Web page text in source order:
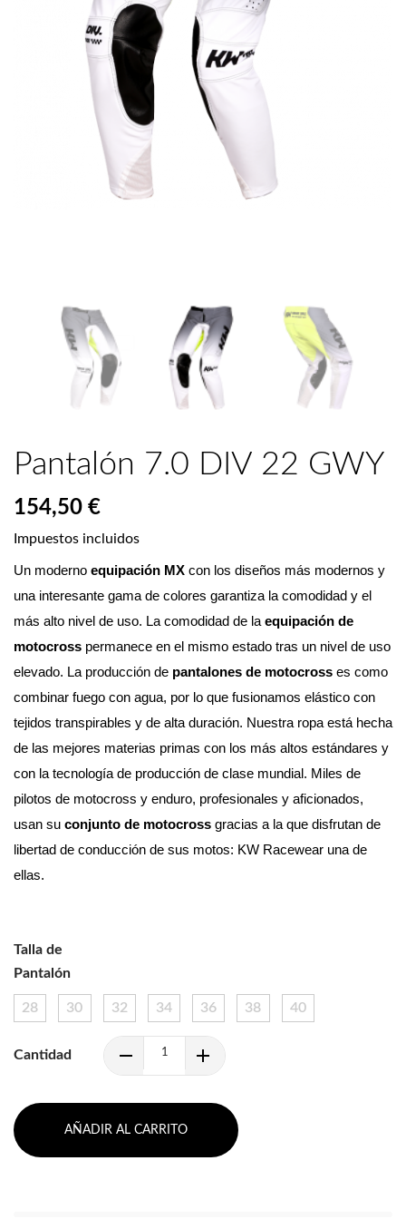
Pantalón 7.0 DIV 22 GWY
154,50 €
Impuestos incluidos
Un moderno equipación MX con los diseños más modernos y
una interesante gama de colores garantiza la comodidad y el
más alto nivel de uso. La comodidad de la equipación de
motocross permanece en el mismo estado tras un nivel de uso
elevado. La producción de pantalones de motocross es como
combinar fuego con agua, por lo que fusionamos elástico con
tejidos transpirables y de alta duración. Nuestra ropa está hecha
de las mejores materias primas con los más altos estándares y
con la tecnología de producción de clase mundial. Miles de
pilotos de motocross y enduro, profesionales y aficionados,
usan su conjunto de motocross gracias a la que disfrutan de
libertad de conducción de sus motos: KW Racewear una de
ellas.
Talla de
Pantalón
28 30 32 34 36 38 40
Cantidad
AÑADIR AL CARRITO